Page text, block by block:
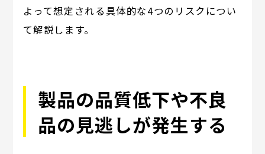
よって想定される具体的な4つのリスクについ
て解説します。
製品の品質低下や不良
品の見逃しが発生する